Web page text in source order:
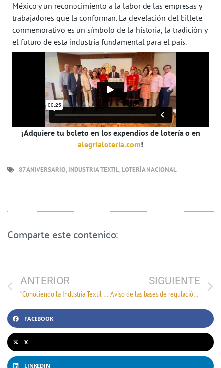
México y un reconocimiento a la labor de las empresas y
trabajadores que la conforman. La develación del billete
conmemorativo es un símbolo de la historia, la tradición y
el futuro de esta industria fundamental para el país.
¡Adquiere tu boleto en los expendios de lotería o en
alegrialoteria.com!
87 ANIVERSARIO, INDUSTRIA TEXTIL, LOTERÍA NACIONAL
Comparte este contenido:
FACEBOOK
X
LINKEDIN
ANTERIOR
“Conociendo la Industria Textil y de la Confección”: Un panorama clave para el sector
SIGUIENTE
Aviso de las bases de regulación tarifaria para el cobro de diferentes servicios portuarios